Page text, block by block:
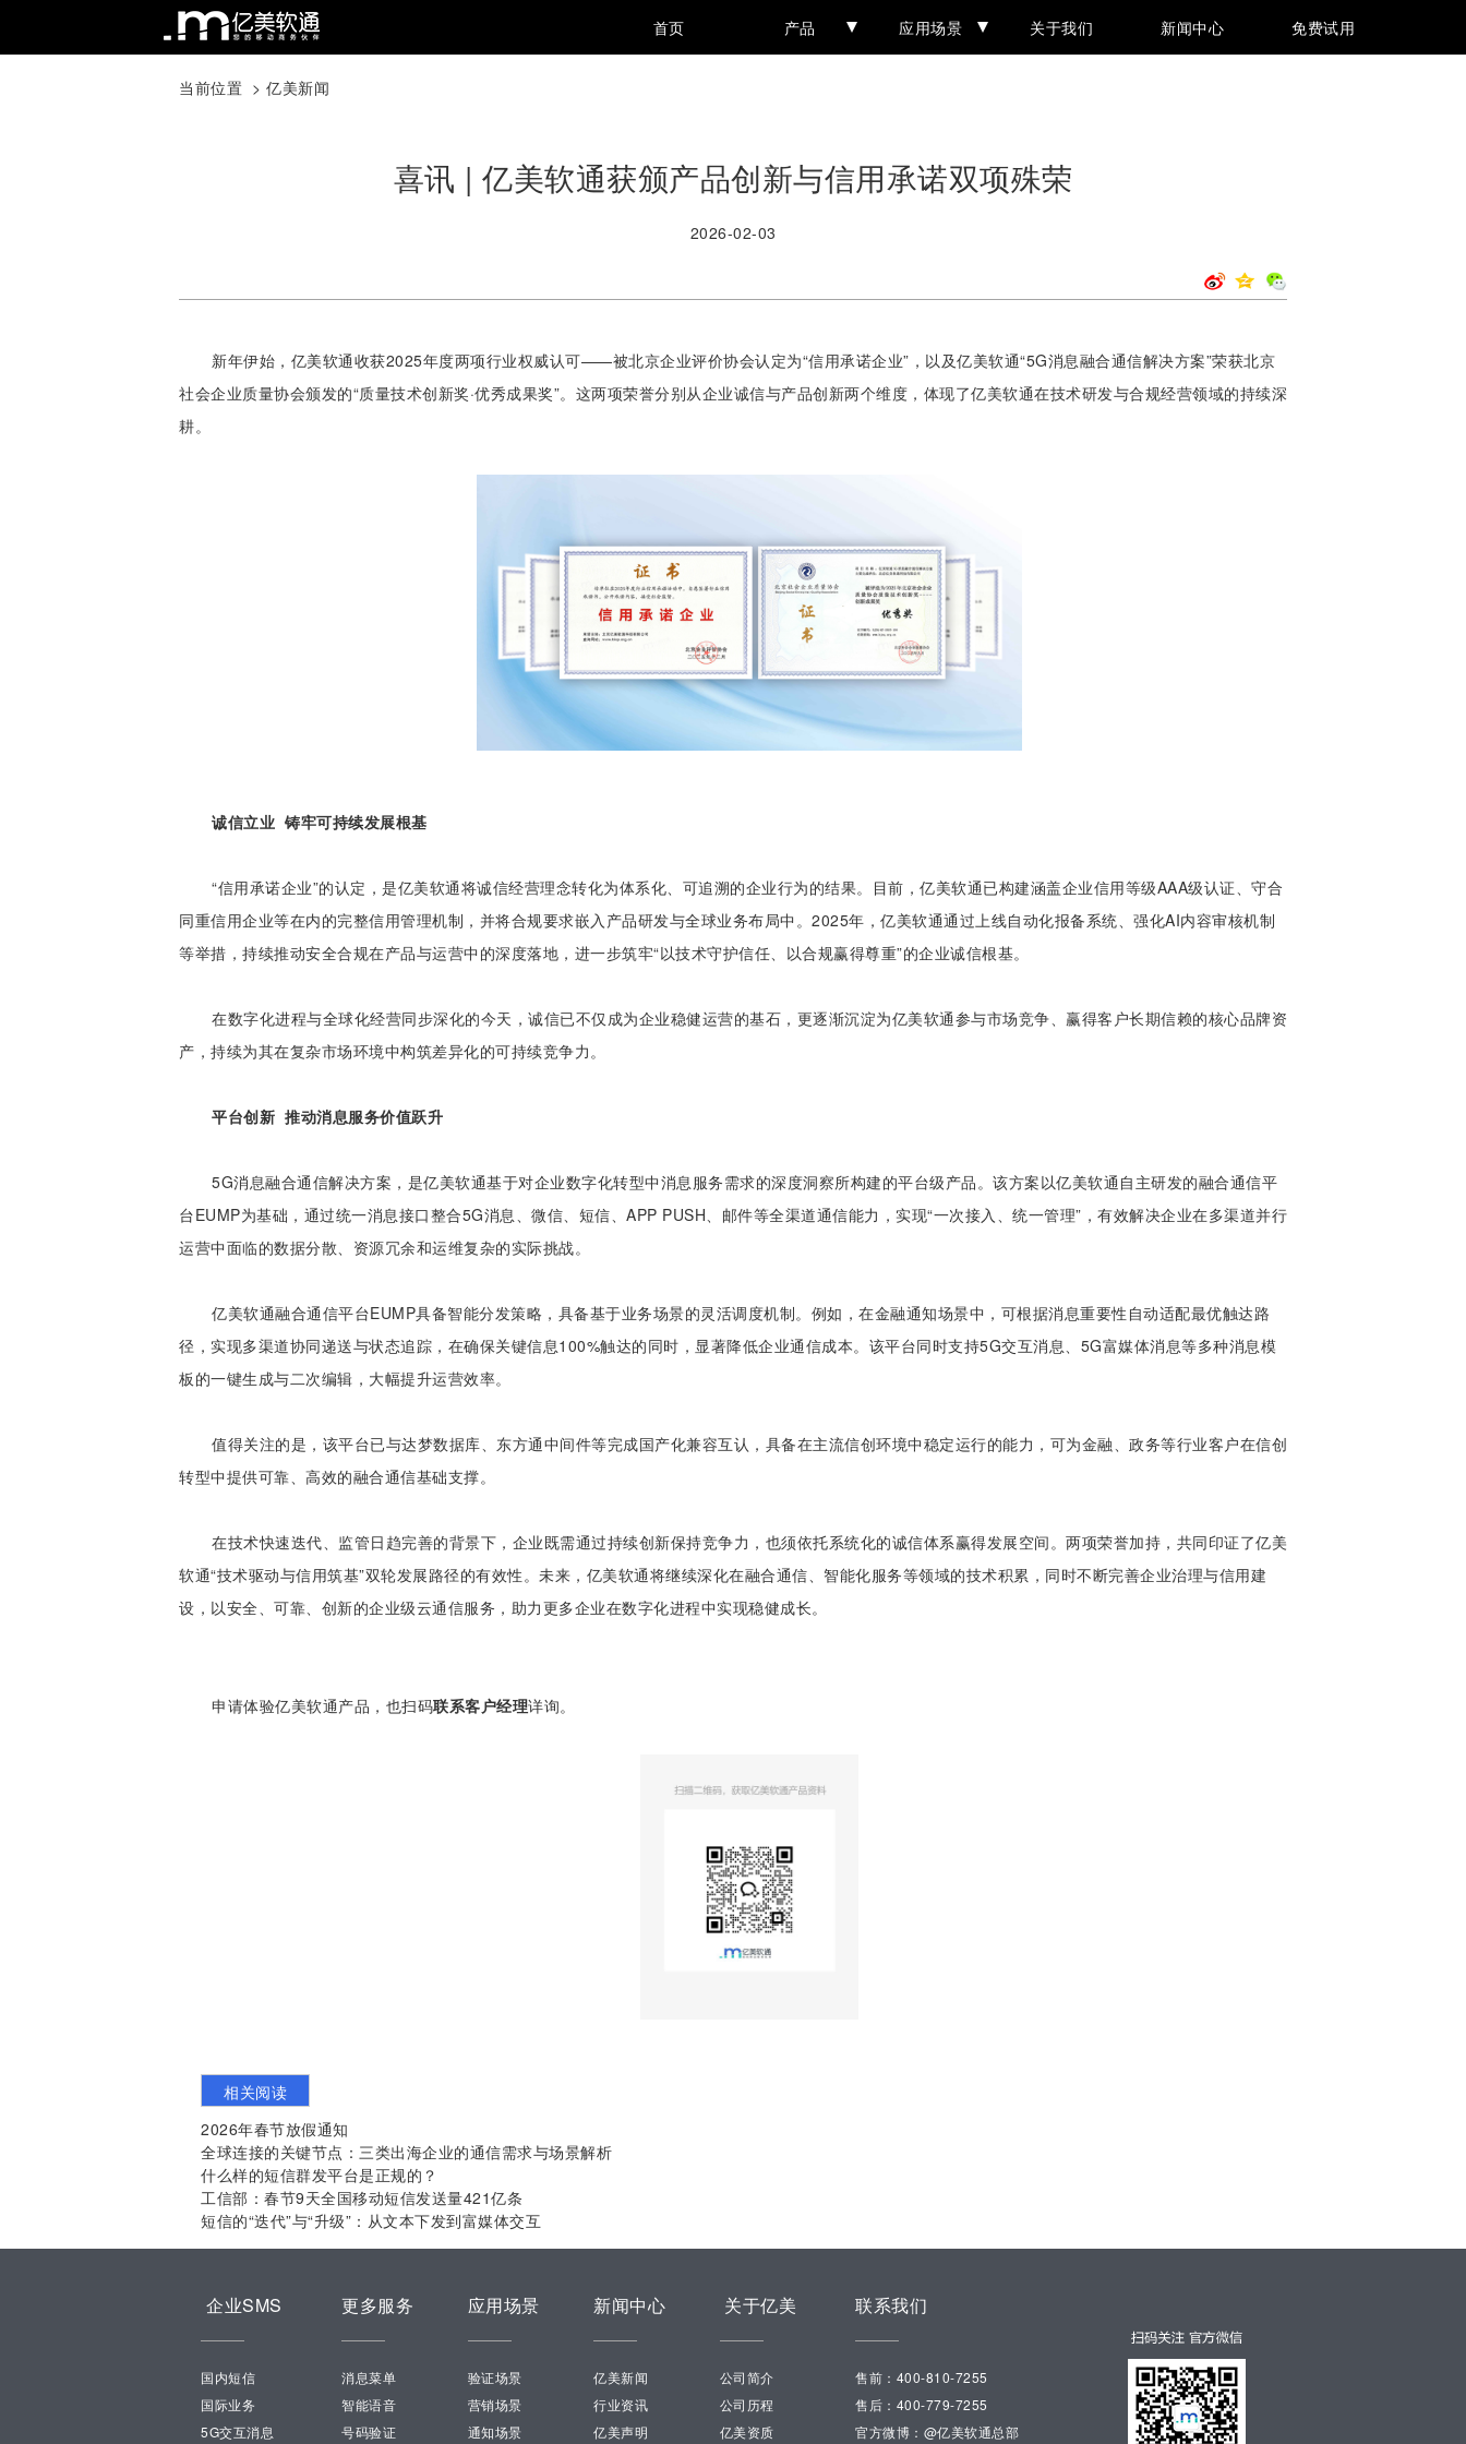
首页 产品 应用场景 关于我们 新闻中心 免费试用
当前位置 > 亿美新闻
喜讯 | 亿美软通获颁产品创新与信用承诺双项殊荣
2026-02-03
新年伊始，亿美软通收获2025年度两项行业权威认可——被北京企业评价协会认定为“信用承诺企业”，以及亿美软通“5G消息融合通信解决方案”荣获北京
社会企业质量协会颁发的“质量技术创新奖·优秀成果奖”。这两项荣誉分别从企业诚信与产品创新两个维度，体现了亿美软通在技术研发与合规经营领域的持续深
耕。
诚信立业 铸牢可持续发展根基
“信用承诺企业”的认定，是亿美软通将诚信经营理念转化为体系化、可追溯的企业行为的结果。目前，亿美软通已构建涵盖企业信用等级AAA级认证、守合
同重信用企业等在内的完整信用管理机制，并将合规要求嵌入产品研发与全球业务布局中。2025年，亿美软通通过上线自动化报备系统、强化AI内容审核机制
等举措，持续推动安全合规在产品与运营中的深度落地，进一步筑牢“以技术守护信任、以合规赢得尊重”的企业诚信根基。
在数字化进程与全球化经营同步深化的今天，诚信已不仅成为企业稳健运营的基石，更逐渐沉淀为亿美软通参与市场竞争、赢得客户长期信赖的核心品牌资
产，持续为其在复杂市场环境中构筑差异化的可持续竞争力。
平台创新 推动消息服务价值跃升
5G消息融合通信解决方案，是亿美软通基于对企业数字化转型中消息服务需求的深度洞察所构建的平台级产品。该方案以亿美软通自主研发的融合通信平
台EUMP为基础，通过统一消息接口整合5G消息、微信、短信、APP PUSH、邮件等全渠道通信能力，实现“一次接入、统一管理”，有效解决企业在多渠道并行
运营中面临的数据分散、资源冗余和运维复杂的实际挑战。
亿美软通融合通信平台EUMP具备智能分发策略，具备基于业务场景的灵活调度机制。例如，在金融通知场景中，可根据消息重要性自动适配最优触达路
径，实现多渠道协同递送与状态追踪，在确保关键信息100%触达的同时，显著降低企业通信成本。该平台同时支持5G交互消息、5G富媒体消息等多种消息模
板的一键生成与二次编辑，大幅提升运营效率。
值得关注的是，该平台已与达梦数据库、东方通中间件等完成国产化兼容互认，具备在主流信创环境中稳定运行的能力，可为金融、政务等行业客户在信创
转型中提供可靠、高效的融合通信基础支撑。
在技术快速迭代、监管日趋完善的背景下，企业既需通过持续创新保持竞争力，也须依托系统化的诚信体系赢得发展空间。两项荣誉加持，共同印证了亿美
软通“技术驱动与信用筑基”双轮发展路径的有效性。未来，亿美软通将继续深化在融合通信、智能化服务等领域的技术积累，同时不断完善企业治理与信用建
设，以安全、可靠、创新的企业级云通信服务，助力更多企业在数字化进程中实现稳健成长。
申请体验亿美软通产品，也扫码联系客户经理详询。
相关阅读
2026年春节放假通知
全球连接的关键节点：三类出海企业的通信需求与场景解析
什么样的短信群发平台是正规的？
工信部：春节9天全国移动短信发送量421亿条
短信的“迭代”与“升级”：从文本下发到富媒体交互
企业SMS
国内短信
国际业务
5G交互消息
更多服务
消息菜单
智能语音
号码验证
应用场景
验证场景
营销场景
通知场景
新闻中心
亿美新闻
行业资讯
亿美声明
关于亿美
公司简介
公司历程
亿美资质
联系我们
售前：400-810-7255
售后：400-779-7255
官方微博：@亿美软通总部